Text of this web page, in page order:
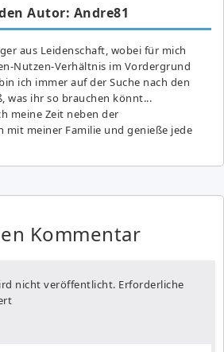
Autor: Andre81
aus Leidenschaft, wobei für mich
Nutzen-Verhältnis im Vordergrund
ich immer auf der Suche nach den
was ihr so brauchen könnt...
meine Zeit neben der
mit meiner Familie und genieße jede
Kommentar
nicht veröffentlicht. Erforderliche